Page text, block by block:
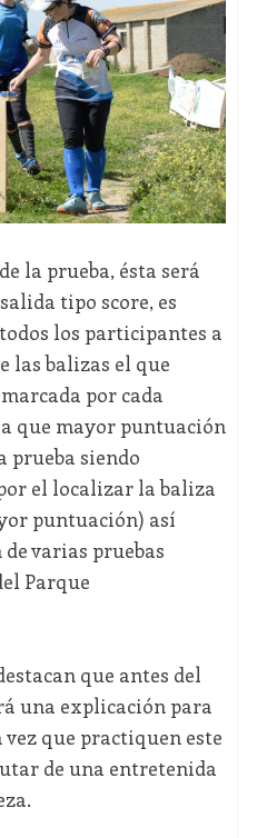
la prueba, ésta será
tipo score, es
los participantes a
las balizas el que
por cada
que mayor puntuación
prueba siendo
el localizar la baliza
puntuación) así
varias pruebas
Parque
que antes del
una explicación para
que practiquen este
de una entretenida